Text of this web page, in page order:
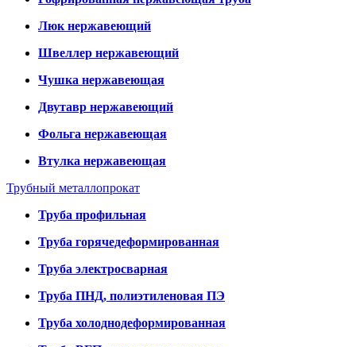
Люк нержавеющий
Швеллер нержавеющий
Чушка нержавеющая
Двутавр нержавеющий
Фольга нержавеющая
Втулка нержавеющая
Трубный металлопрокат
Труба профильная
Труба горячедеформированная
Труба электросварная
Труба ПНД, полиэтиленовая ПЭ
Труба холоднодеформированная